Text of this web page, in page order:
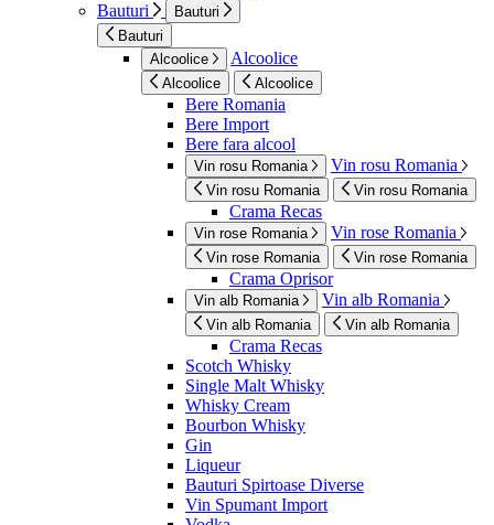
Bauturi
Bauturi
Bauturi
Alcoolice
Alcoolice
Alcoolice Alcoolice
Bere Romania
Bere Import
Bere fara alcool
Vin rosu Romania Vin rosu Romania
Vin rosu Romania Vin rosu Romania
Crama Recas
Vin rose Romania Vin rose Romania
Vin rose Romania Vin rose Romania
Crama Oprisor
Vin alb Romania Vin alb Romania
Vin alb Romania Vin alb Romania
Crama Recas
Scotch Whisky
Single Malt Whisky
Whisky Cream
Bourbon Whisky
Gin
Liqueur
Bauturi Spirtoase Diverse
Vin Spumant Import